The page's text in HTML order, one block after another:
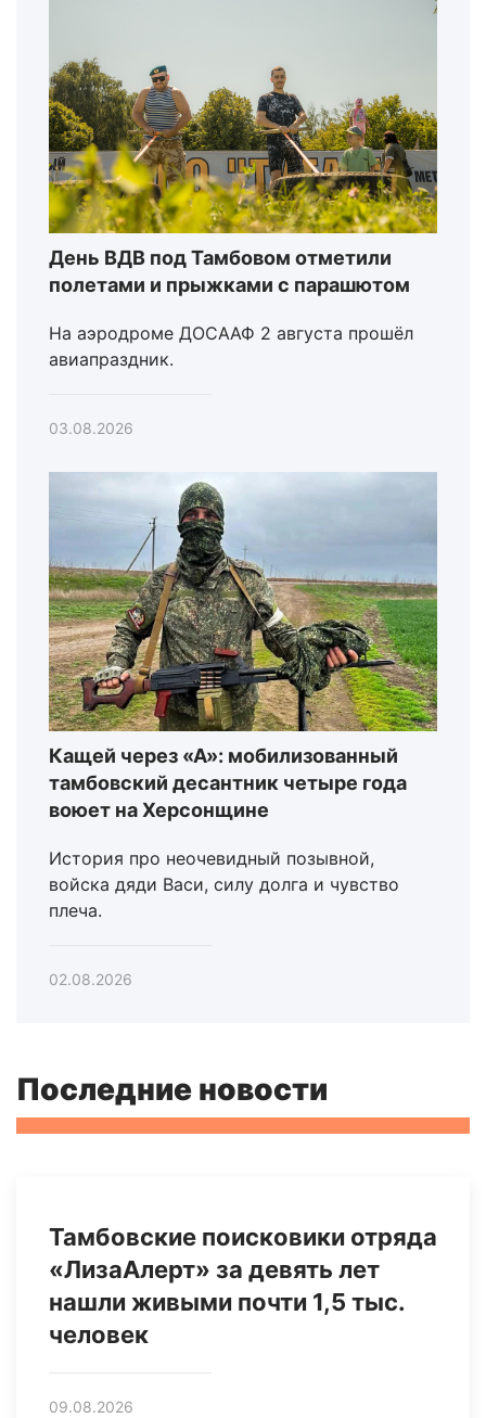
День ВДВ под Тамбовом отметили
полетами и прыжками с парашютом
На аэродроме ДОСААФ 2 августа прошёл
авиапраздник.
03.08.2026
Кащей через «А»: мобилизованный
тамбовский десантник четыре года
воюет на Херсонщине
История про неочевидный позывной,
войска дяди Васи, силу долга и чувство
плеча.
02.08.2026
Последние новости
Тамбовские поисковики отряда
«ЛизаАлерт» за девять лет
нашли живыми почти 1,5 тыс.
человек
09.08.2026